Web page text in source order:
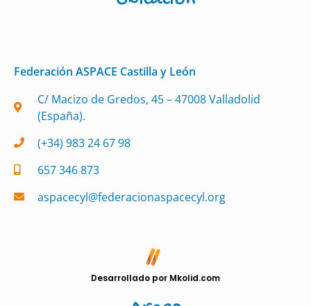
Federación ASPACE Castilla y León
C/ Macizo de Gredos, 45 – 47008 Valladolid
(España).
(+34) 983 24 67 98
657 346 873
aspacecyl@federacionaspacecyl.org
Desarrollado por Mkolid.com